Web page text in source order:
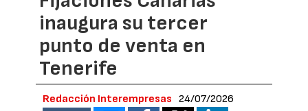
inaugura su tercer
punto de venta en
Tenerife
Redacción Interempresas 24/07/2026